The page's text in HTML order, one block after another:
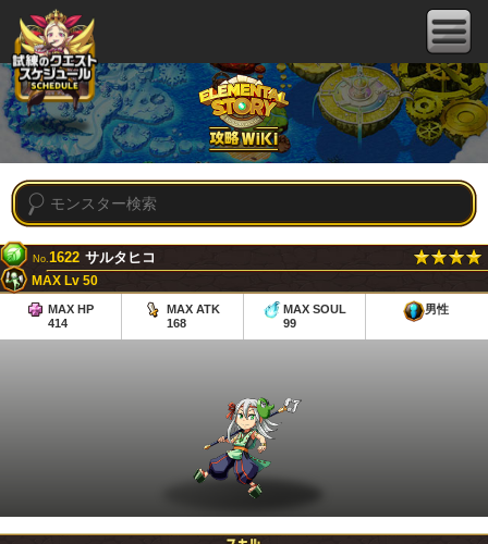
No.1622 サルタヒコ
MAX Lv 50
MAX HP
414
MAX ATK
168
MAX SOUL
99
男性